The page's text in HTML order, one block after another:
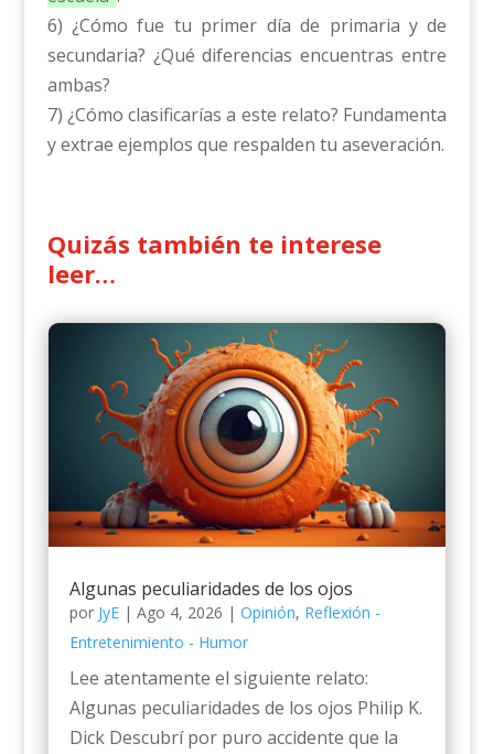
6) ¿Cómo fue tu primer día de primaria y de
secundaria? ¿Qué diferencias encuentras entre
ambas?
7) ¿Cómo clasificarías a este relato? Fundamenta
y extrae ejemplos que respalden tu aseveración.
Quizás también te interese
leer…
Algunas peculiaridades de los ojos
por JyE| Ago 4, 2026 | Opinión, Reflexión -
Entretenimiento - Humor
Lee atentamente el siguiente relato:
Algunas peculiaridades de los ojos Philip K.
Dick Descubrí por puro accidente que la